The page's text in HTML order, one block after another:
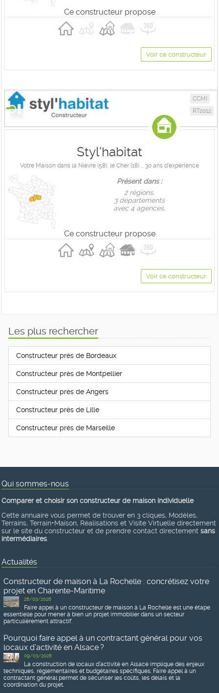
Ce constructeur propose
Voir ce constructeur
CCMI
RT2012
Styl'habitat
Votre Maison dans la Niévre (58), le Cher (18) ... 30 ans d'expérience
Présent dans :
2 règions,
3 départements
avec 4 agences.
Ce constructeur propose
Voir ce constructeur
Les plus rechercher
Constructeur près de Bordeaux
Constructeur près de Montpellier
Constructeur près de Angers
Constructeur près de Lille
Constructeur près de Marseille
Qui sommes-nous
Comparer et choisir son constructeur de maison individuelle
Cette annuaire vous permet de trouver en 3 cliques, Modèles,
Terrains, Terrain+Maison, Réalisations et Visite Virtuelle directement
sur le site du constructeur et de prendre contact directement sans
intermédiaires
Actualités
Constructeur de maison à La Rochelle : concrétisez votre
projet en Charente-Maritime
26/03/2026
Faire appel à un constructeur de maison à La Rochelle est une étape
essentielle pour mener à bien un projet immobilier dans un secteur
particulièrement attractif.
Pourquoi faire appel à un contractant général pour vos
locaux d’activité en Alsace ?
09/03/2026
La construction de locaux d’activité en Alsace implique des enjeux
techniques, réglementaires et budgétaires spécifiques. Faire appel à un
contractant général permet de sécuriser les coûts, les délais et la
coordination du projet.